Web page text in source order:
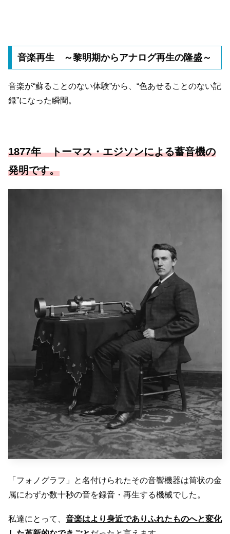
音楽再生 ～黎明期からアナログ再生の隆盛～
音楽が“蘇ることのない体験”から、“色あせることのない記
録”になった瞬間。
1877年 トーマス・エジソンによる蓄音機の
発明です。
「フォノグラフ」と名付けられたその音響機器は筒状の金
属にわずか数十秒の音を録音・再生する機械でした。
私達にとって、 音楽はより身近でありふれたものへと変化